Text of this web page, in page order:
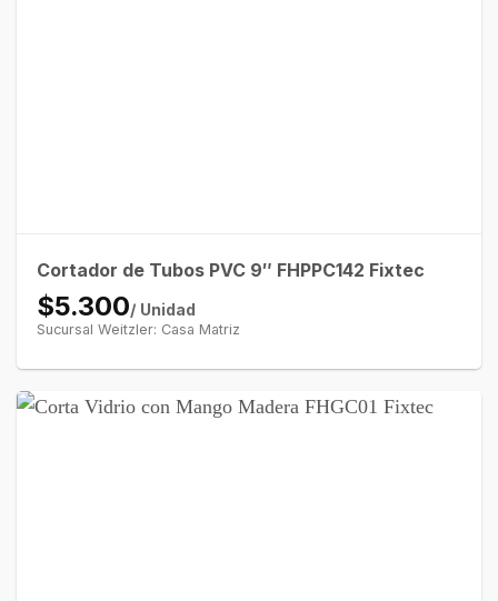
Cortador de Tubos PVC 9″ FHPPC142 Fixtec
$5.300/ Unidad
Sucursal Weitzler: Casa Matriz